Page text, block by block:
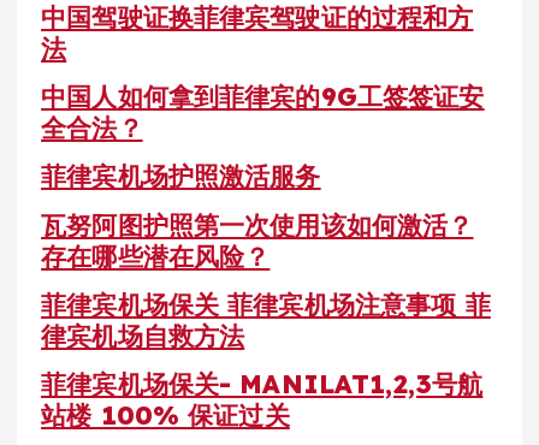
中国驾驶证换菲律宾驾驶证的过程和方
法
中国人如何拿到菲律宾的9G工签签证安
全合法？
菲律宾机场护照激活服务
瓦努阿图护照第一次使用该如何激活？
存在哪些潜在风险？
菲律宾机场保关 菲律宾机场注意事项 菲
律宾机场自救方法
菲律宾机场保关- MANILAT1,2,3号航
站楼 100% 保证过关